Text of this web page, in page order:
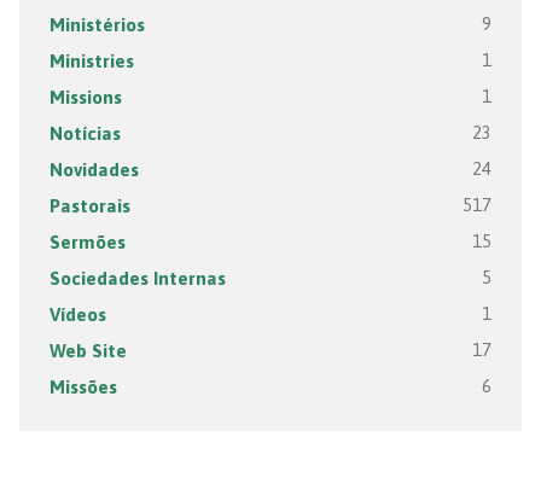
Ministérios 9
Ministries 1
Missions 1
Notícias 23
Novidades 24
Pastorais 517
Sermões 15
Sociedades Internas 5
Vídeos 1
Web Site 17
Missões 6